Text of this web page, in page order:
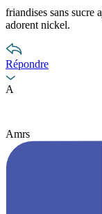
friandises sans sucre
adorent nickel.
Répondre
A
Amrs